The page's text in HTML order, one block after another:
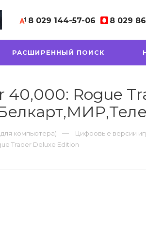
8 029 144-57-06 8 029
РАСШИРЕННЫЙ ПОИСК
Rogue
компьютера) Цифровые версии
Trader Deluxe Edition